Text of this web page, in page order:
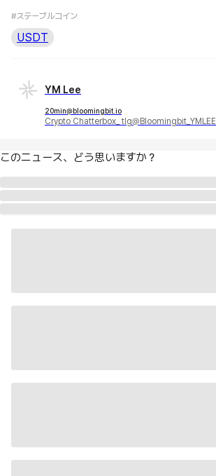
#ステーブルコイン
USDT
YM Lee
20min@bloomingbit.io
Crypto Chatterbox_ tlg@Bloomingbit_YMLEE
このニュース、どう思いますか？